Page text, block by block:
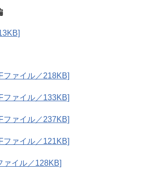
ファイル／218KB]
ファイル／133KB]
ファイル／237KB]
ファイル／121KB]
ァイル／128KB]